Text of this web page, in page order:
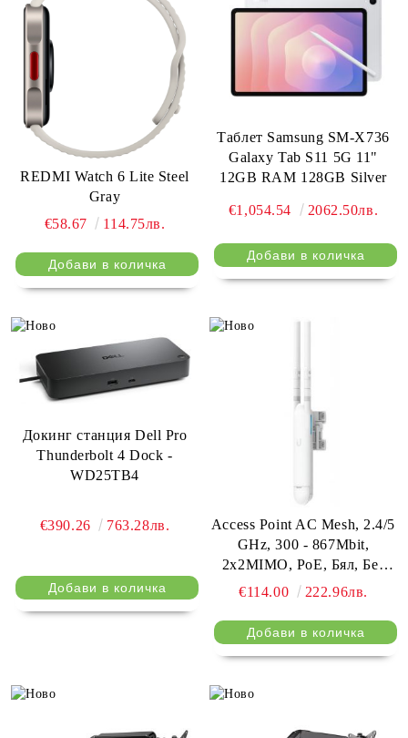
REDMI Watch 6 Lite Steel
Gray
€58.67
114.75лв.
Таблет Samsung SM-X736
Galaxy Tab S11 5G 11"
12GB RAM 128GB Silver
€1,054.54 2062.50лв.
Докинг станция Dell Pro
Thunderbolt 4 Dock -
WD25TB4
€390.26 763.28лв.
Access Point AC Mesh, 2.4/5
GHz, 300 - 867Mbit,
2x2MIMO, PoE, Бял, Без
адаптер за 220V
€114.00 222.96лв.